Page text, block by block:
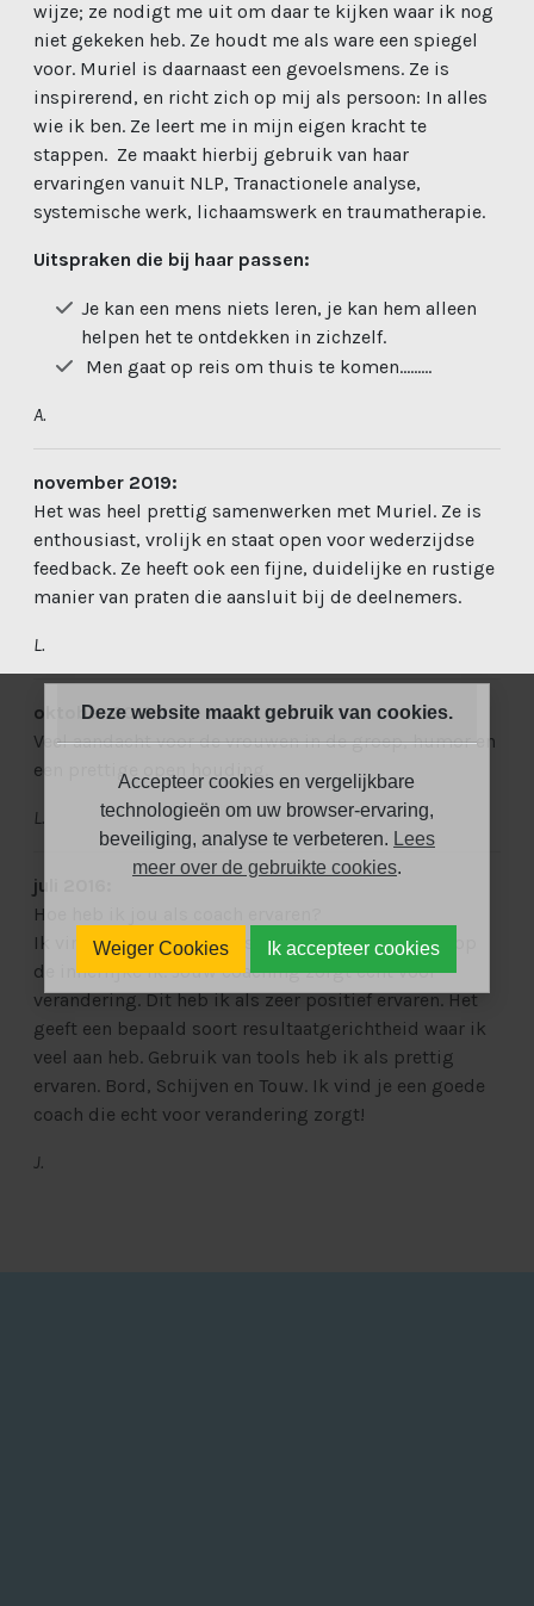
wijze; ze nodigt me uit om daar te kijken waar ik nog
niet gekeken heb. Ze houdt me als ware een spiegel
voor. Muriel is daarnaast een gevoelsmens. Ze is
inspirerend, en richt zich op mij als persoon: In alles
wie ik ben. Ze leert me in mijn eigen kracht te
stappen. Ze maakt hierbij gebruik van haar
ervaringen vanuit NLP, Tranactionele analyse,
systemische werk, lichaamswerk en traumatherapie.
Uitspraken die bij haar passen:
Je kan een mens niets leren, je kan hem alleen
helpen het te ontdekken in zichzelf.
Men gaat op reis om thuis te komen………
A.
november 2019:
Het was heel prettig samenwerken met Muriel. Ze is
enthousiast, vrolijk en staat open voor wederzijdse
feedback. Ze heeft ook een fijne, duidelijke en rustige
manier van praten die aansluit bij de deelnemers.
L.
oktober 2019:
Veel aandacht voor de vrouwen in de groep, humor en
een prettige open houding.
L.
juli 2016:
Hoe heb ik jou als coach ervaren?
Ik vind je een warme persoon die veel focus legt op
de innerlijke ik. Jouw coaching zorgt echt voor
verandering. Dit heb ik als zeer positief ervaren. Het
geeft een bepaald soort resultaatgerichtheid waar ik
veel aan heb. Gebruik van tools heb ik als prettig
ervaren. Bord, Schijven en Touw. Ik vind je een goede
coach die echt voor verandering zorgt!
J.
Deze website maakt gebruik van cookies.
Accepteer cookies en vergelijkbare
technologieën om uw browser-ervaring,
beveiliging, analyse te verbeteren. Lees
meer over de gebruikte cookies.
Weiger Cookies Ik accepteer cookies